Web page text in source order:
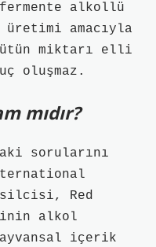
alkollü
amacıyla
miktarı elli
oluşmaz.
mıdır?
sorularını
Red
alkol
içerik